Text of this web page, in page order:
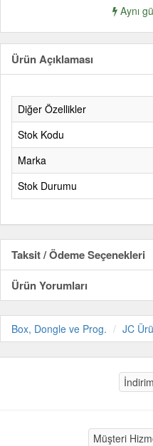
Aynı
Ürün Açıklaması
Diğer Özellikler
Stok Kodu
Marka
Stok Durumu
Taksit / Ödeme Seçenekleri
Ürün Yorumları
Box, Dongle ve Prog. JC
Müşteri